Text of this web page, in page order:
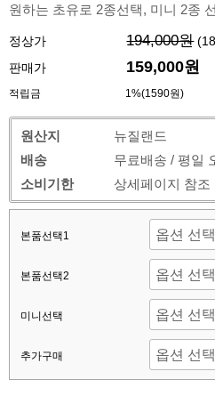
원하는 초유로 2종선택, 미니 2종
정상가 194,000원 (
판매가
159,000원
적립금 1%(1590원)
원산지
뉴질랜드
배송
무료배송 / 평일
소비기한
상세페이지 참조
본품선택1
본품선택2
미니선택
추가구매